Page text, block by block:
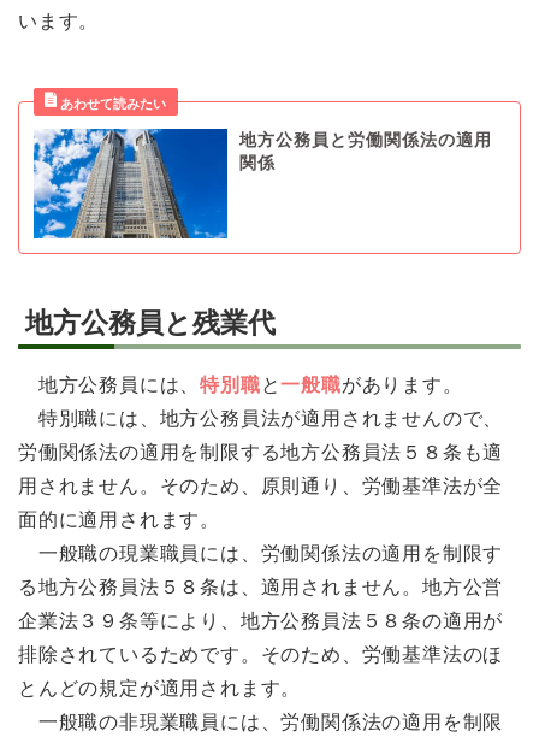
います。
地方公務員と労働関係法の適用
関係
地方公務員と残業代
地方公務員には、特別職と一般職があります。
特別職には、地方公務員法が適用されませんので、
労働関係法の適用を制限する地方公務員法５８条も適
用されません。そのため、原則通り、労働基準法が全
面的に適用されます。
一般職の現業職員には、労働関係法の適用を制限す
る地方公務員法５８条は、適用されません。地方公営
企業法３９条等により、地方公務員法５８条の適用が
排除されているためです。そのため、労働基準法のほ
とんどの規定が適用されます。
一般職の非現業職員には、労働関係法の適用を制限